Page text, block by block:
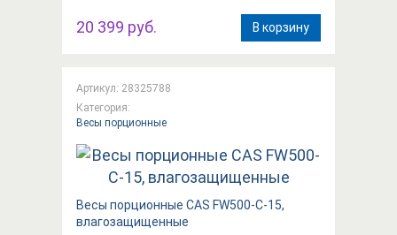
20 399 руб. В корзину
Артикул: 28325788
Категория:
Весы порционные
Весы порционные CAS FW500-C-15,
влагозащищенные